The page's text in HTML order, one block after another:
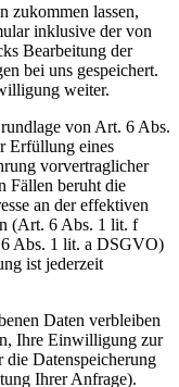
zukommen lassen,
inklusive der von
Bearbeitung der
bei uns gespeichert.
weiter.
von Art. 6 Abs.
Erfüllung eines
vorvertraglicher
Fällen beruht die
an der effektiven
(Art. 6 Abs. 1 lit. f
Abs. 1 lit. a DSGVO)
ist jederzeit
Daten verbleiben
Ihre Einwilligung zur
Datenspeicherung
Ihrer Anfrage).